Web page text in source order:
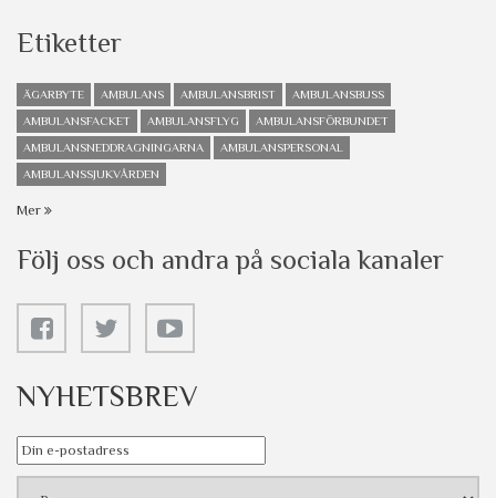
Etiketter
ÄGARBYTE AMBULANS AMBULANSBRIST
AMBULANSBUSS
AMBULANSFACKET
AMBULANSFLYG
AMBULANSFÖRBUNDET
AMBULANSNEDDRAGNINGARNA
AMBULANSPERSONAL
AMBULANSSJUKVÅRDEN
Mer
Följ oss och andra på sociala kanaler
NYHETSBREV